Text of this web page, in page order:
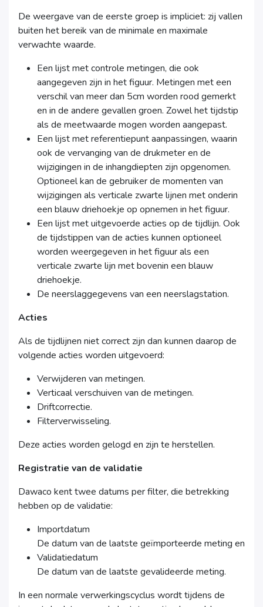
De weergave van de eerste groep is impliciet: zij vallen
buiten het bereik van de minimale en maximale
verwachte waarde.
Een lijst met controle metingen, die ook
aangegeven zijn in het figuur. Metingen met een
verschil van meer dan 5cm worden rood gemerkt
en in de andere gevallen groen. Zowel het tijdstip
als de meetwaarde mogen worden aangepast.
Een lijst met referentiepunt aanpassingen, waarin
ook de vervanging van de drukmeter en de
wijzigingen in de inhangdiepten zijn opgenomen.
Optioneel kan de gebruiker de momenten van
wijzigingen als verticale zwarte lijnen met onderin
een blauw driehoekje op opnemen in het figuur.
Een lijst met uitgevoerde acties op de tijdlijn. Ook
de tijdstippen van de acties kunnen optioneel
worden weergegeven in het figuur als een
verticale zwarte lijn met bovenin een blauw
driehoekje.
De neerslaggegevens van een neerslagstation.
Acties
Als de tijdlijnen niet correct zijn dan kunnen daarop de
volgende acties worden uitgevoerd:
Verwijderen van metingen.
Verticaal verschuiven van de metingen.
Driftcorrectie.
Filterverwisseling.
Deze acties worden gelogd en zijn te herstellen.
Registratie van de validatie
Dawaco kent twee datums per filter, die betrekking
hebben op de validatie:
Importdatum
De datum van de laatste geïmporteerde meting en
Validatiedatum
De datum van de laatste gevalideerde meting.
In een normale verwerkingscyclus wordt tijdens de